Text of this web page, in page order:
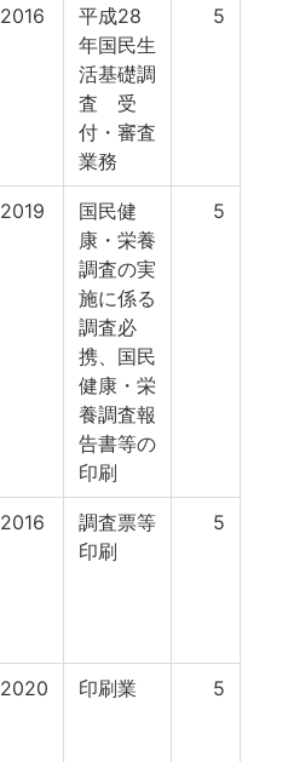
2016
平成28
年国民生
活基礎調
査 受
付・審査
業務
5
2019
国民健
康・栄養
調査の実
施に係る
調査必
携、国民
健康・栄
養調査報
告書等の
印刷
5
2016
調査票等
印刷
5
2020 印刷業 5